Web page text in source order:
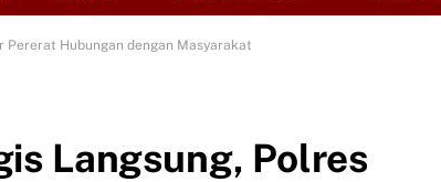
Hubungan dengan Masyarakat
Langsung, Polres